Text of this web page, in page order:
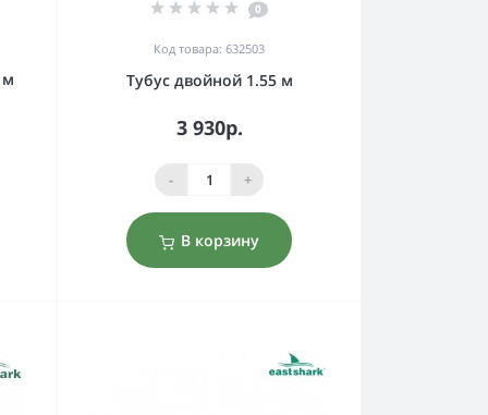
м
0
Код товара: 632503
Тубус двойной 1.55 м
3 930р.
- +
В корзину